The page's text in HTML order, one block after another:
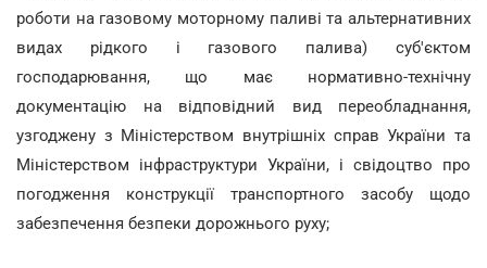
роботи на газовому моторному паливі та альтернативних
видах рідкого і газового палива) суб'єктом
господарювання, що має нормативно-технічну
документацію на відповідний вид переобладнання,
узгоджену з Міністерством внутрішніх справ України та
Міністерством інфраструктури України, і свідоцтво про
погодження конструкції транспортного засобу щодо
забезпечення безпеки дорожнього руху;